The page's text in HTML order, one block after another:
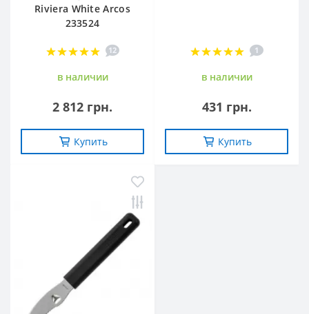
Riviera White Arcos
233524
12
в наличии
2 812 грн.
Купить
1
в наличии
431 грн.
Купить